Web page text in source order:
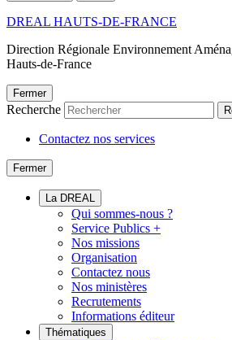
DREAL HAUTS-DE-FRANCE
Direction Régionale Environnement
Hauts-de-France
Fermer
Recherche
Contactez nos services
Fermer
La DREAL
Qui sommes-nous ?
Service Publics +
Nos missions
Organisation
Contactez nous
Nos ministères
Recrutements
Informations éditeur
Thématiques